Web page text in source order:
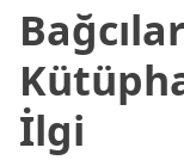
İlgi